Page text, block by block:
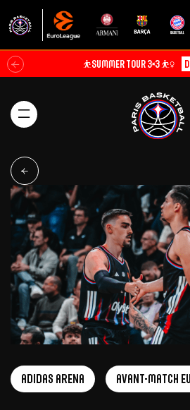
⛹️SUMMER TOUR 3×3 ⛹️‍♀️
adidas arena Avant-Match